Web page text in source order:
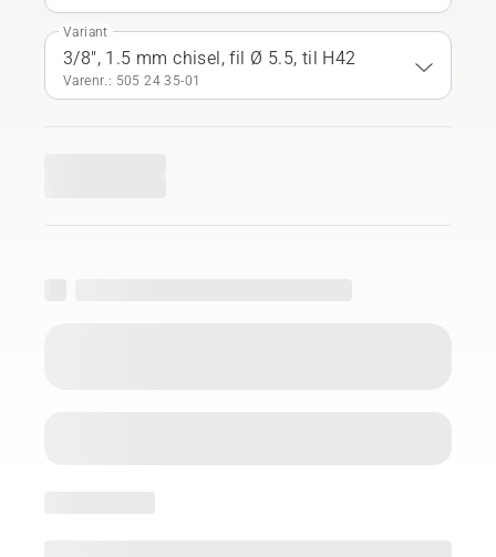
Variant
3/8", 1.5 mm chisel, fil Ø 5.5, til H42
Varenr.: 505 24 35‑01